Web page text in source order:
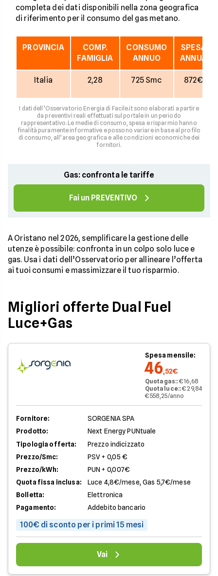
completa dei dati disponibili nella zona geografica
di riferimento per il consumo del gas metano.
PROVINCIA
COMP.
FAMIGLIA
CONSUMO
ANNUO
SPESA
ANNUA
Italia 2,28 725 Smc 872€
I dati dell’Osservatorio Energia di Facile.it sono elaborati a partire
da preventivi reali effettuati sul portale in un periodo
rappresentativo. Le medie di consumo, spesa e risparmio hanno
finalità puramente informative e possono variare in base al profilo
di consumo, all’area geografica e alle condizioni economiche dei
fornitori.
Gas: confronta le tariffe
Fai un PREVENTIVO
A Oristano nel 2026, semplificare la gestione delle
utenze è possibile: confronta in un colpo solo luce e
gas. Usa i dati dell’Osservatorio per allineare l’offerta
ai tuoi consumi e massimizzare il tuo risparmio.
Migliori offerte Dual Fuel
Luce+Gas
Spesa mensile:
46,52€
Quota gas::€ 16,68
Quota luce::€ 29,84
€ 558,25/anno
Fornitore:
SORGENIA SPA
Prodotto:
Next Energy PUNtuale
Tipologia offerta:
Prezzo indicizzato
Prezzo/Smc:
PSV + 0,05 €
Prezzo/kWh:
PUN + 0,007€
Quota fissa inclusa:
Luce 4,8€/mese, Gas 5,7€/mese
Bolletta:
Elettronica
Pagamento:
Addebito bancario
100€ di sconto per i primi 15 mesi
Vai